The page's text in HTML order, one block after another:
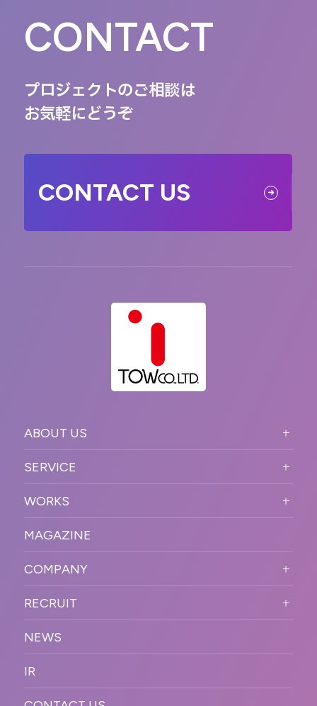
CONTACT
プロジェクトのご相談は
お気軽にどうぞ
CONTACT US
ABOUT US
PURPOSE
VISION
OUR DNA
SERVICE
STRONG POINT
BUSINESS DOMAIN
SOLUTION
WORKFLOW
WORKS
オンラインイベント
SNSプロモーション
プラットフォーム販
促
デジタル制作・映像
制作
PR
カンファレンス・展示会・アワ
ESPORTS・ゲームプロモーシ
MAGAZINE
COMPANY
COMPANY INFORMATION
MESSAGE
OFFICER
ACCESS
RECRUIT
新卒採用
キャリア採用
NEWS
IR